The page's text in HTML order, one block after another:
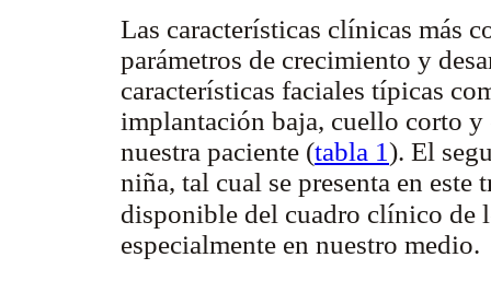
Las características clínicas más
parámetros de crecimiento y
características faciales típicas
implantación baja, cuello corto
nuestra paciente (tabla 1). El
niña, tal cual se presenta en
disponible del cuadro clínico de
especialmente en nuestro medio.